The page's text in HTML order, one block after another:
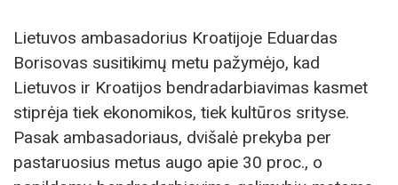
Lietuvos ambasadorius Kroatijoje Eduardas
Borisovas susitikimų metu pažymėjo, kad
Lietuvos ir Kroatijos bendradarbiavimas kasmet
stiprėja tiek ekonomikos, tiek kultūros srityse.
Pasak ambasadoriaus, dvišalė prekyba per
pastaruosius metus augo apie 30 proc., o